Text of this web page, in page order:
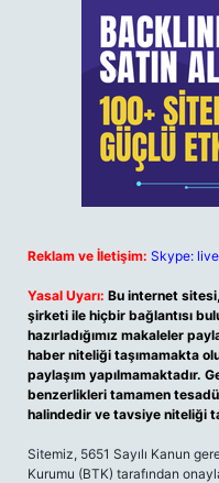
Reklam ve İletişim: Skype:
Yasal Uyarı: Bu internet
şirketi ile hiçbir bağlantısı
hazırladığımız makaleler
haber niteliği taşımamakta
paylaşım yapılmamaktadır.
benzerlikleri tamamen
halindedir ve tavsiye niteliği
Sitemiz, 5651 Sayılı Kanun
Kurumu (BTK) tarafından